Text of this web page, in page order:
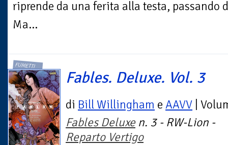
riprende da una ferita alla testa, passando
Ma...
FUMETTI
Fables. Deluxe. Vol. 3
di Bill Willingham e AAVV |
Fables Deluxen. 3 - RW-Lion -
Reparto Vertigo